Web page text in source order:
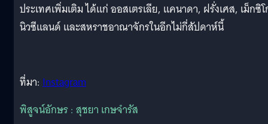
ประเทศเพิ่มเติม ได้แก่ ออสเตรเลีย, แคนาดา, ฝรั่งเศส, เม็กซิ
นิวซีแลนด์ และสหราชอาณาจักรในอีกไม่กี่สัปดาห์นี้
ที่มา: Instagram
พิสูจน์อักษร : สุชยา เกษจำรัส